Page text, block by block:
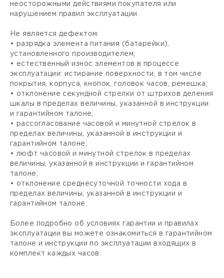
неосторожными действиями покупателя или
нарушением правил эксплуатации.
Не является дефектом:
• разрядка элемента питания (батарейки),
установленного производителем;
• естественный износ элементов в процессе
эксплуатации: истирание поверхности, в том числе
покрытия, корпуса, кнопок, головок часов, ремешка;
• отклонение секундной стрелки от штрихов деления
шкалы в пределах величины, указанной в инструкции
и гарантийном талоне;
• рассогласование часовой и минутной стрелок в
пределах величины, указанной в инструкции и
гарантийном талоне;
• люфт часовой и минутной стрелок в пределах
величины, указанной в инструкции и гарантийном
талоне;
• отклонение среднесуточной точности хода в
пределах величины, указанной в инструкции и
гарантийном талоне.
Более подробно об условиях гарантии и правилах
эксплуатации вы можете ознакомиться в гарантийном
талоне и инструкции по эксплуатации входящих в
комплект каждых часов.